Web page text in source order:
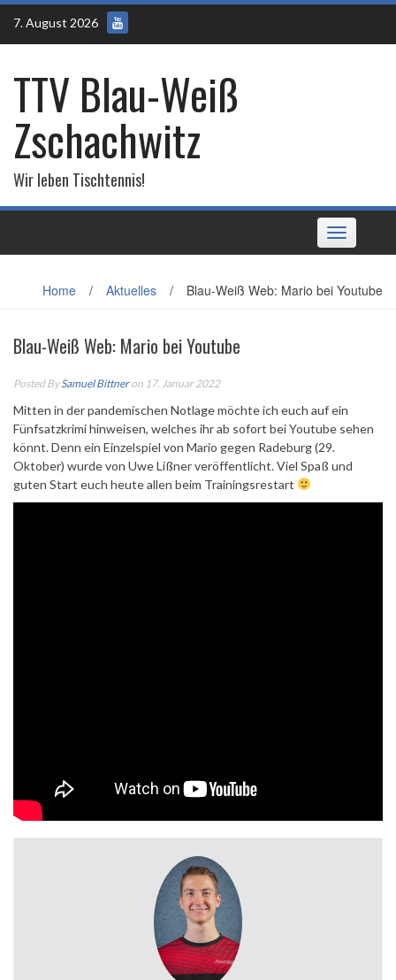
Skip
content
7. August 2026
TTV Blau-Weiß
Zschachwitz
Wir leben Tischtennis!
Toggle
navigation
Home / Aktuelles / Blau-Weiß Web: Mario bei Youtube
Blau-Weiß Web: Mario bei Youtube
Posted BySamuel Bittneron 17. Januar 2022
Mitten in der pandemischen Notlage möchte ich euch auf ein
Fünfsatzkrimi hinweisen, welches ihr ab sofort bei Youtube sehen
könnt. Denn ein Einzelspiel von Mario gegen Radeburg (29.
Oktober) wurde von Uwe Lißner veröffentlicht. Viel Spaß und
guten Start euch heute allen beim Trainingsrestart